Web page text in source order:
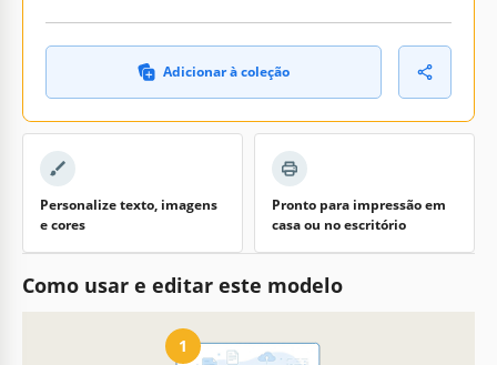
Adicionar à coleção
Personalize texto, imagens
e cores
Pronto para impressão em
casa ou no escritório
Como usar e editar este modelo
1